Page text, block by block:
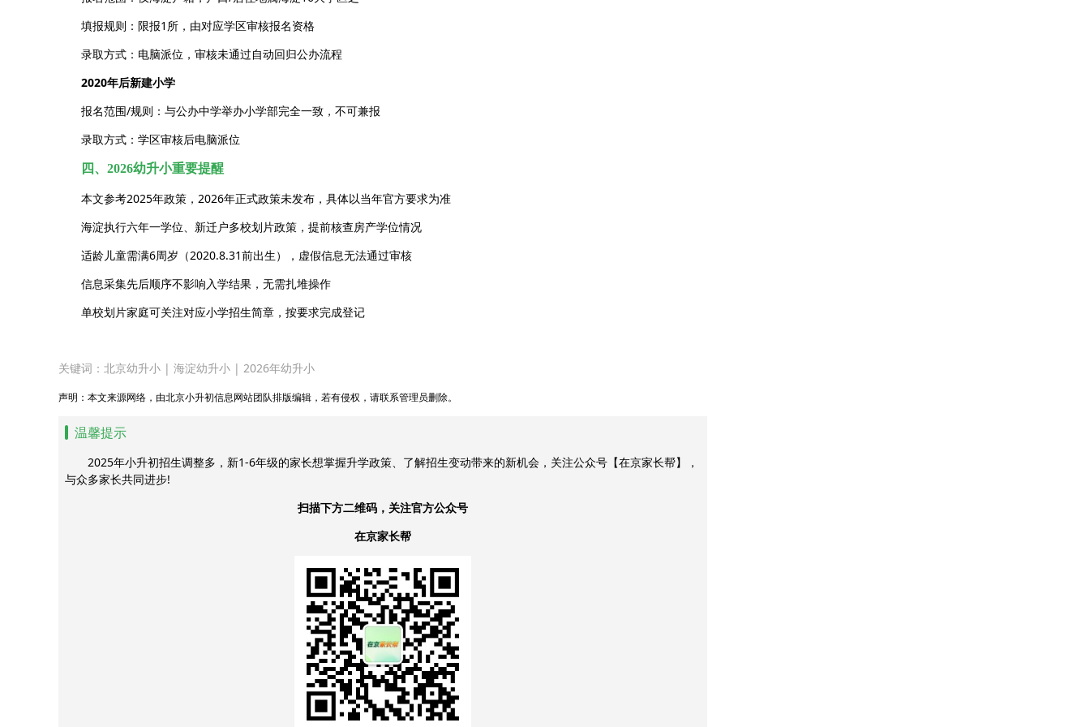
填报规则：限报1所，由对应学区审核报名资格
录取方式：电脑派位，审核未通过自动回归公办流程
2020年后新建小学
报名范围/规则：与公办中学举办小学部完全一致，不可兼报
录取方式：学区审核后电脑派位
四、2026幼升小重要提醒
本文参考2025年政策，2026年正式政策未发布，具体以当年官方要求为准
海淀执行六年一学位、新迁户多校划片政策，提前核查房产学位情况
适龄儿童需满6周岁（2020.8.31前出生），虚假信息无法通过审核
信息采集先后顺序不影响入学结果，无需扎堆操作
单校划片家庭可关注对应小学招生简章，按要求完成登记
关键词： 北京幼升小 | 海淀幼升小 | 2026年幼升小
声明：本文来源网络，由北京小升初信息网站团队排版编辑，若有侵权，请联系管理员删除。
温馨提示
2025年小升初招生调整多，新1-6年级的家长想掌握升学政策、了解招生变动带来的新机会，关注公众号【在京家长帮】，
与众多家长共同进步!
扫描下方二维码，关注官方公众号
在京家长帮